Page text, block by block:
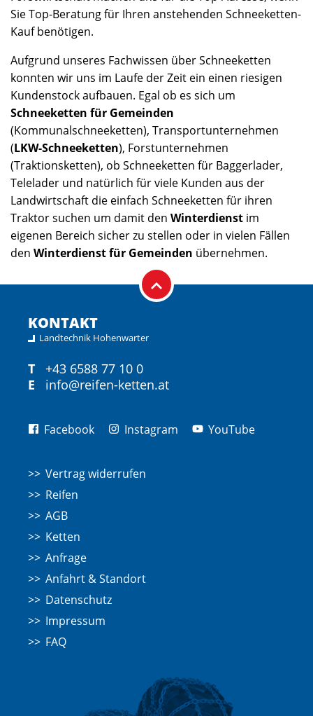
Sie Top-Beratung für Ihren anstehenden Schneeketten-
Kauf benötigen.
Aufgrund unseres Fachwissen über Schneeketten
konnten wir uns im Laufe der Zeit ein einen riesigen
Kundenstock aufbauen. Egal ob es sich um
Schneeketten für Gemeinden
(Kommunalschneeketten), Transportunternehmen
(LKW-Schneeketten), Forstunternehmen
(Traktionsketten), ob Schneeketten für Baggerlader,
Telelader und natürlich für viele Kunden aus der
Landwirtschaft die einfach Schneeketten für ihren
Traktor suchen um damit den Winterdienst im
eigenen Bereich sicher zu stellen oder in vielen Fällen
den Winterdienst für Gemeinden übernehmen.
KONTAKT
Landtechnik Hohenwarter
T
+43 6588 77 10 0
E
info@reifen-ketten.at
Facebook Instagram YouTube
Vertrag widerrufen
Reifen
AGB
Ketten
Anfrage
Anfahrt & Standort
Datenschutz
Impressum
FAQ